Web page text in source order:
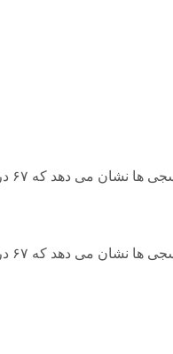
روزمره خود به خدا توکل می کنند.
روزمره خود به خدا توکل می کنند.